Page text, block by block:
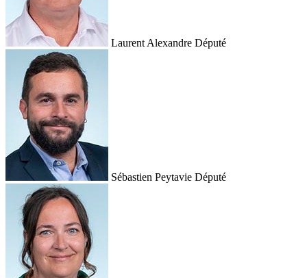
Laurent Alexandre Député
Sébastien Peytavie Député